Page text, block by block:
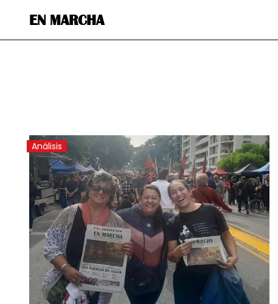
EN MARCHA
Análisis